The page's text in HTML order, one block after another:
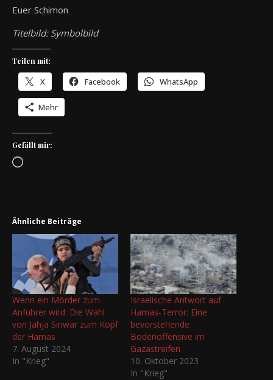
Euer Schimon
Titelbild: Symbolbild
Teilen mit:
X Facebook WhatsApp
Mehr
Gefällt mir:
Wird geladen …
Ähnliche Beiträge
Wenn ein Mörder zum
Anführer wird: Die Wahl
von Jahja Sinwar zum Kopf
der Hamas
7. August 2024
In "Krieg"
Israelische Antwort auf
Hamas-Terror: Eine
bevorstehende
Bodenoffensive im
Gazastreifen
10. Oktober 2023
In "Krieg"